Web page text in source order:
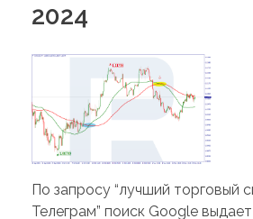
2024
По запросу “лучший торговый
Телеграм” поиск Google